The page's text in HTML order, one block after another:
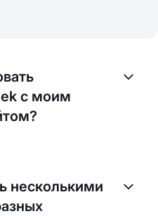
с моим
простой и понятный
нашу систему на
несколькими